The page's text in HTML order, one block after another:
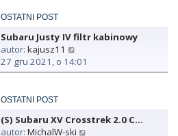
p
o
s
t
s
y
t
j
n
o
y
p
t
a
w
OSTATNI POST
Subaru Justy IV filtr kabinowy
autor: kajusz11
y
ś
t
27 gru 2021, o 14:01
OSTATNI POST
(S) Subaru XV Crosstrek 2.0 C…
autor: MichalW-ski